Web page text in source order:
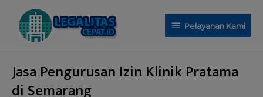
Pelayanan Kami
Jasa Pengurusan Izin Klinik Pratama
di Semarang